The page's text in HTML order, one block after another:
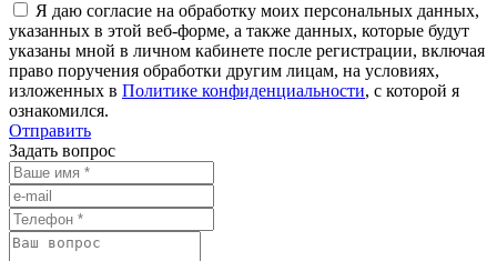
Я даю согласие на обработку моих персональных данных,
указанных в этой веб-форме, а также данных, которые будут
указаны мной в личном кабинете после регистрации, включая
право поручения обработки другим лицам, на условиях,
изложенных в Политике конфиденциальности, с которой я
ознакомился.
Отправить
Задать вопрос